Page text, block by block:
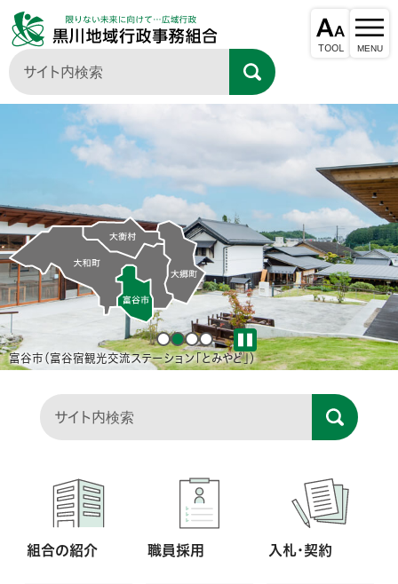
大和町（吉田峰地区からの七ツ森）
富谷市（富谷宿観光交流ステーション「とみやど」）
大郷町（道の駅おおさと）
大衡村（万葉クリエートパーク）
組合の紹介 職員採用 入札・契約